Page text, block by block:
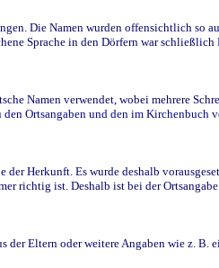
Die Namen wurden offensichtlich so
Sprache in den Dörfern war
Namen verwendet, wobei mehrere
Ortsangaben und den im Kirchenbuch
Herkunft. Es wurde deshalb
richtig ist. Deshalb ist bei der
Eltern oder weitere Angaben wie z. B.